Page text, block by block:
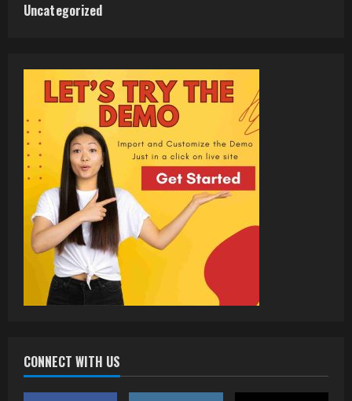
Uncategorized
CONNECT WITH US
वर्ल्डवाइड रिकॉर्ड्स भोजपुरी का नया धमाकेदार गाना
जल्द, दुबई की खूबसूरत लोकेशन्स पर हो रही है